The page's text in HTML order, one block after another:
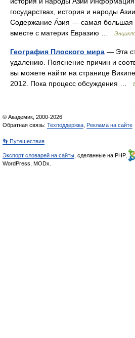
государствах, история и народы
Содержание А́зия — самая большая
вместе с материк Евразию …
География Плоского мира — Эта
удалению. Пояснение причин и
вы можете найти на странице
2012. Пока процесс обсуждения …
© Академик, 2000-2026
Обратная связь: Техподдержка Реклама на сайте
👣 Путешествия
Экспорт словарей на сайты , сделанные на PHP,
WordPress, MODx.